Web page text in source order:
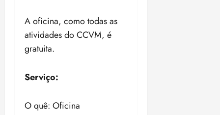
A oficina, como todas as
atividades do CCVM, é
gratuita.
Serviço:
O quê: Oficina